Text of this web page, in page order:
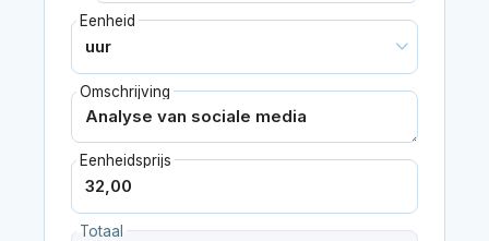
Eenheid
Omschrijving
Eenheidsprijs
Totaal